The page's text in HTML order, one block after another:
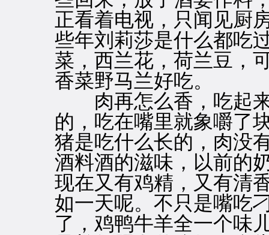
正看着电视，只闻见厨
些年刘莉莎是什么都吃
菜，西兰花，荷兰豆，
香菜野马兰好吃。
肉再怎么香，吃起来
的，吃在嘴里就象嚼了
猪是吃什么长的，肉没
酒料酒的滋味，以前的
现在又有鸡精，又有清
如一天呢。不只是嘴吃
了，鸡鸭牛羊全一个味